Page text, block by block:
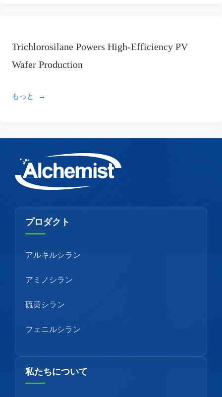
Trichlorosilane Powers High-Efficiency PV
Wafer Production
もっと
プロダクト
アルキルシラン
アミノシラン
硫黄シラン
フェニルシラン
私たちについて